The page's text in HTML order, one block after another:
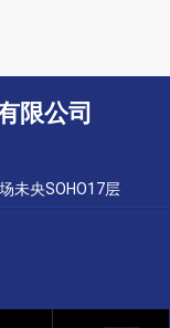
限公司
未央SOHO17层